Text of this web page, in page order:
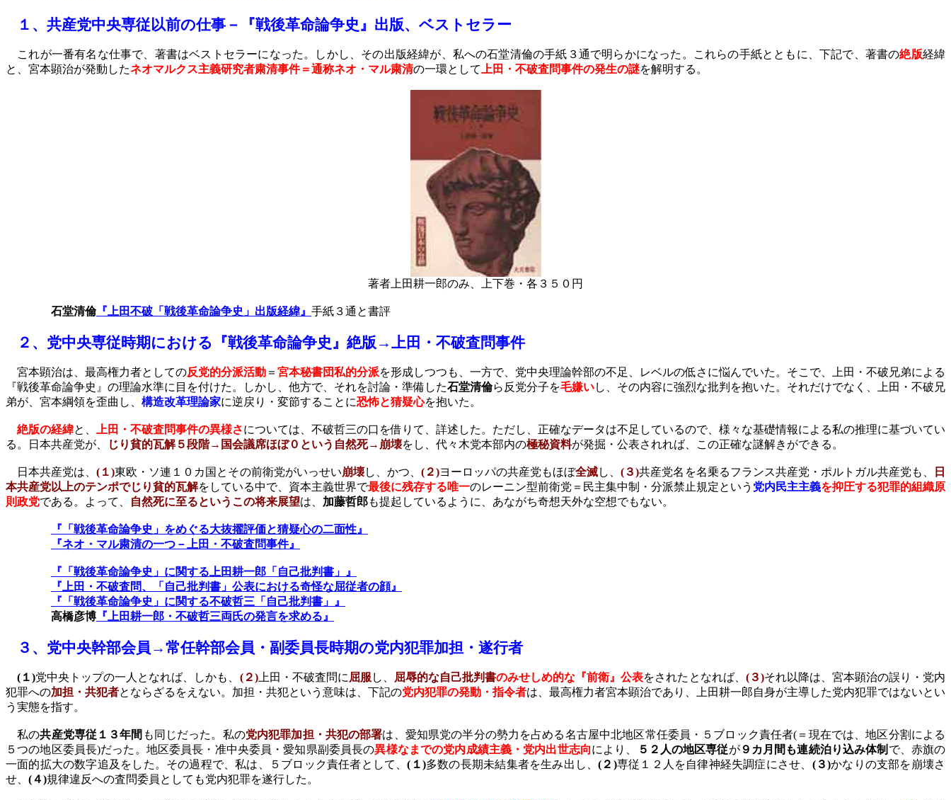
１、 共産党中央専従以前の仕事－『戦後革命論争史』 出版、ベストセラー
これが一番有名な仕事で、著書はベストセラーになった。しかし、その出版経緯が、私への石堂清倫の手紙３通で明らかになった。これらの手紙とともに、下記で、著書の絶版経緯
と、宮本顕治が発動したネオマルクス主義研究者粛清事件＝通称ネオ・マル粛清の一環として 上田・不破査問事件の発生の謎を解明する。
著者上田耕一郎のみ、上下巻・各３５０円
石堂清倫『上田不破「戦後革命論争史」出版経緯』 手紙３通と書評
２、 党中央専従時期における『戦後革命論争史』絶版 →上田・不破査問事件
宮本顕治は、最高権力者としての反党的分派活動 ＝ 宮本秘書団私的分派を形成しつつも、一方で、党中央理論幹部の不足、レベルの低さに悩んでいた。そこで、上田・不破兄弟による
『戦後革命論争史』の理論水準に目を付けた。しかし、他方で、それを討論・準備した石堂清倫ら反党分子を毛嫌いし、その内容に強烈な批判を抱いた。それだけでなく、上田・不破兄
弟が、宮本綱領を歪曲し、 構造改革理論家に逆戻り・変節することに恐怖と猜疑心を抱いた。
絶版の経緯と、 上田・不破査問事件の異様さについては、不破哲三の口を借りて、詳述した。ただし、正確なデータは不足しているので、様々な基礎情報による私の推理に基づいてい
る。日本共産党が、
じり貧的瓦解５段階→国会議席ほぼ０という自然死→崩壊をし、代々木党本部内の極秘資料が発掘・公表されれば、この正確な謎解きができる。
日本共産党は、( １)東欧・ソ連１０カ国とその前衛党がいっせい崩壊し、かつ、 (２)ヨーロッパの共産党もほぼ全滅し、( ３)共産党名を名乗るフランス共産党・ポルトガル共産党も、
日
本共産党以上のテンポでじり貧的瓦解をしている中で、資本主義世界で最後に残存する唯一のレーニン型前衛党＝民主集中制・分派禁止規定という 党内民主主義を抑圧する犯罪的組織原
則政党である。よって、 自然死に至るというこの将来展望は、 加藤哲郎も提起しているように、あながち奇想天外な空想でもない。
『「戦後革命論争史」をめぐる大抜擢評価と猜疑心の二面性』
『ネオ・マル粛清の一つ－上田・不破査問事件』
『「戦後革命論争史」に関する上田耕一郎「自己批判書」』
『上田・不破査問、「自己批判書」公表における奇怪な屈従者の顔』
『「戦後革命論争史」に関する不破哲三「自己批判書」』
高橋彦博 『上田耕一郎・不破哲三両氏の発言を求める』
３、 党中央幹部会員→常任幹部会員・副委員長時期の党内犯罪加担・遂行者
( １)党中央トップの一人となれば、しかも、 (２)上田・不破査問に 屈服 し、 屈辱的な自己批判書のみせしめ的な『前衛』公表をされたとなれば、 (３)それ以降は、宮本顕治の誤り・党内
犯罪への加担・共犯者とならざるをえない。加担・共犯という意味は、下記の党内犯罪の発動・指令者は、最高権力者宮本顕治であり、上田耕一郎自身が主導した党内犯罪ではないとい
う実態を指す。
私の共産党専従１３年間 も同じだった。私の党内犯罪加担・共犯の部署は、愛知県党の半分の勢力を占める名古屋中北地区常任委員・５ブロック責任者( ＝現在では、地区分割による
５つの地区委員長)だった。地区委員長・准中央委員・愛知県副委員長の異様なまでの党内成績主義・党内出世志向により、 ５２人の地区専従が９カ月間も連続泊り込み体制 で、赤旗の
一面的拡大の数字追及をした。その過程で、私は、５ブロック責任者として、( １)多数の長期未結集者を生み出し、( ２ )専従１２人を自律神経失調症にさせ、 (３)かなりの支部を崩壊さ
せ、 (４)規律違反への査問委員としても党内犯罪を遂行した。